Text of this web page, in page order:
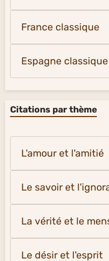
France classique
Espagne classique
Citations par thème
L'amour et l'amitié
Le savoir et
La vérité et le
Le désir et l'esprit